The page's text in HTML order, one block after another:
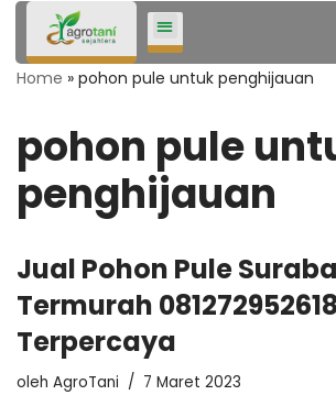
Lompat
ke
Home » pohon pule untuk penghijauan
pohon pule
penghijauan
Jual Pohon Pule
Termurah 081272952618
Terpercaya
oleh AgroTani 7 Maret 2023